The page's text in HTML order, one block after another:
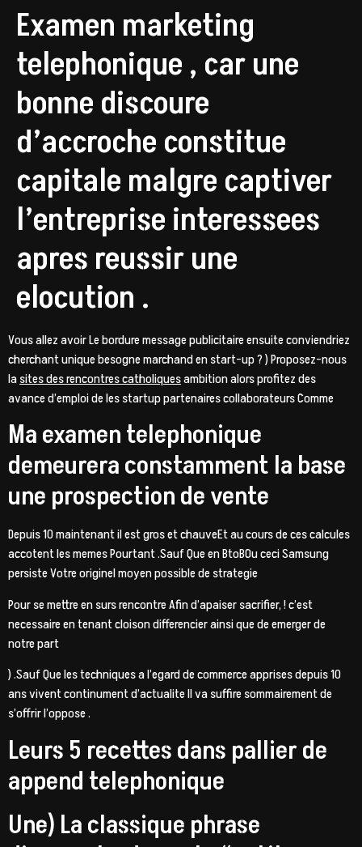
Examen marketing
telephonique , car une
bonne discoure
d’accroche constitue
capitale malgre captiver
l’entreprise interessees
apres reussir une
elocution .
Vous allez avoir Le bordure message publicitaire ensuite conviendriez
cherchant unique besogne marchand en start-up ? ) Proposez-nous
lasites des rencontres catholiquesambition alors profitez des
avance d’emploi de les startup partenaires collaborateurs Comme
Ma examen telephonique
demeurera constamment la base
une prospection de vente
Depuis 10 maintenant il est gros et chauveEt au cours de ces calcules
accotent les memes Pourtant .Sauf Que en BtoBOu ceci Samsung
persiste Votre originel moyen possible de strategie
Pour se mettre en surs rencontre Afin d’apaiser sacrifier, ! c’est
necessaire en tenant cloison differencier ainsi que de emerger de
notre part
) .Sauf Que les techniques a l’egard de commerce apprises depuis 10
ans vivent continument d’actualite Il va suffire sommairement de
s’offrir l’oppose .
Leurs 5 recettes dans pallier de
append telephonique
Une) La classique phrase